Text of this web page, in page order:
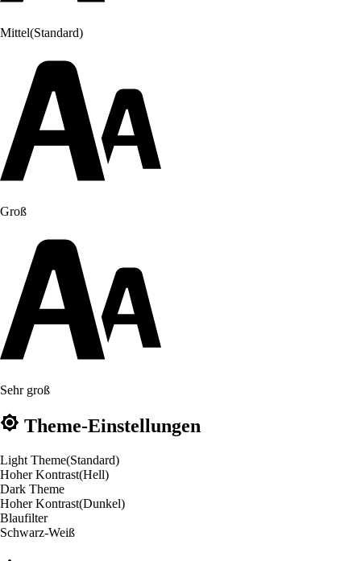
Mittel(Standard)
Groß
Sehr groß
Theme-Einstellungen
Light Theme(Standard)
Hoher Kontrast(Hell)
Dark Theme
Hoher Kontrast(Dunkel)
Blaufilter
Schwarz-Weiß